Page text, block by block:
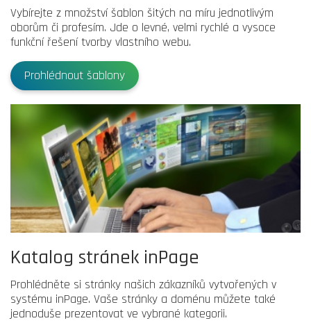
Vybírejte z množství šablon šitých na míru jednotlivým
oborům či profesím. Jde o levné, velmi rychlé a vysoce
funkční řešení tvorby vlastního webu.
Prohlédnout šablony
Katalog stránek inPage
Prohlédněte si stránky našich zákazníků vytvořených v
systému inPage. Vaše stránky a doménu můžete také
jednoduše prezentovat ve vybrané kategorii.